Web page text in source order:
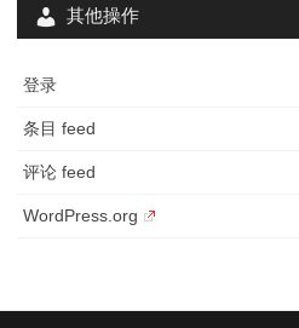
其他操作
登录
条目 feed
评论 feed
WordPress.org